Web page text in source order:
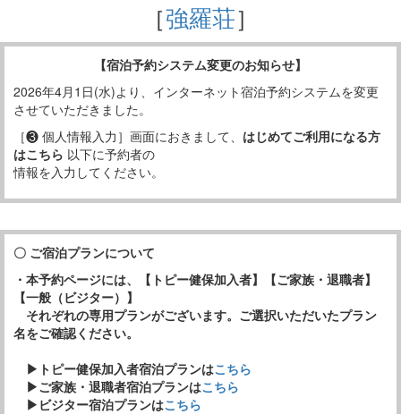
［強羅荘］
【宿泊予約システム変更のお知らせ】
2026年4月1日(水)より、インターネット宿泊予約システムを変更
させていただきました。
［❸ 個人情報入力］画面におきまして、 はじめてご利用になる方
はこちら 以下に予約者の
情報を入力してください。
〇 ご宿泊プランについて
・本予約ページには、【トピー健保加入者】【ご家族・退職者】
【一般（ビジター）】
それぞれの専用プランがございます。ご選択いただいたプラン
名をご確認ください。
▶トピー健保加入者宿泊プランはこちら
▶ご家族・退職者宿泊プランはこちら
▶ビジター宿泊プランはこちら